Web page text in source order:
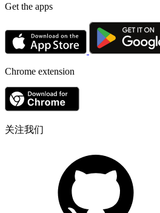
Get the apps
Chrome extension
关注我们